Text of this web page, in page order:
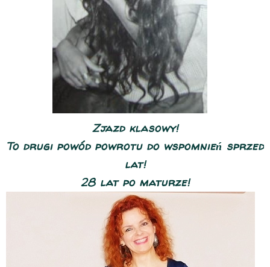
Zjazd klasowy!
To drugi powód powrotu do wspomnień sprzed
lat!
28 lat po maturze!